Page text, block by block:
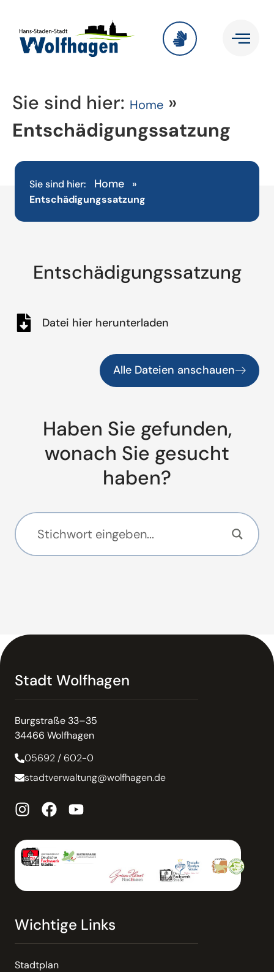
Sie sind hier: Home »
Entschädigungssatzung
Sie sind hier: Home
»
Entschädigungssatzung
Entschädigungssatzung
Datei hier herunterladen
Alle Dateien anschauen
Haben Sie gefunden,
wonach Sie gesucht
haben?
Stadt Wolfhagen
Burgstraße 33–35
34466 Wolfhagen
05692 / 602-0
stadtverwaltung@wolfhagen.de
Wichtige Links
Stadtplan